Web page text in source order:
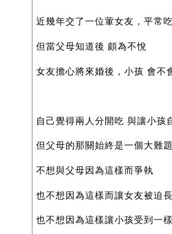
近幾年交了一位葷女友，平常
但當父母知道後 頗為不悅
女友擔心將來婚後，小孩 會不
自己覺得兩人分開吃 與讓小孩
但父母的那關始終是一個大難
不想與父母因為這樣而爭執
也不想因為這樣而讓女友被迫
也不想因為這樣讓小孩受到一